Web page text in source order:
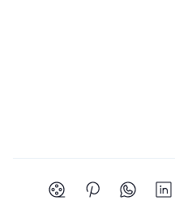
توییتر(ایکس)
یوتیوب
شبکه اجتماعی لینکدین
شبکه اجتماعی واتساپ
شبکه اجتماعی
شبکه